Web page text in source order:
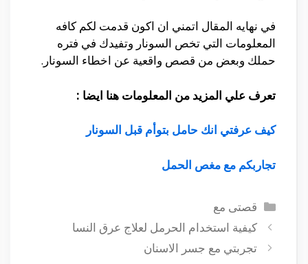
في نهايه المقال اتمني ان اكون قدمت لكم كافه
المعلومات التي تخص السونار وتفيدك في فتره
حملك وبعض من قصص واقعية عن اخطاء السونار.
تعرف علي المزيد من المعلومات هنا ايضا :
كيف عرفتي انك حامل بتوأم قبل السونار
تجاربكم مع مغص الحمل
التصنيفات
قصتى مع
كيفية استخدام الحرمل لعلاج عرق النسا
تجربتي مع جسر الاسنان